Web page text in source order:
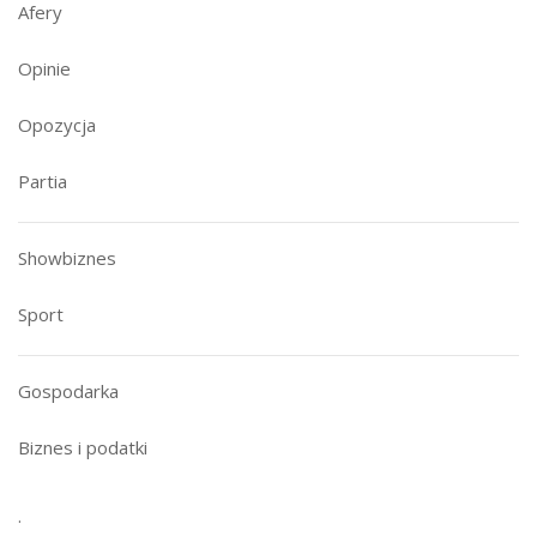
Afery
Opinie
Opozycja
Partia
Showbiznes
Sport
Gospodarka
Biznes i podatki
.